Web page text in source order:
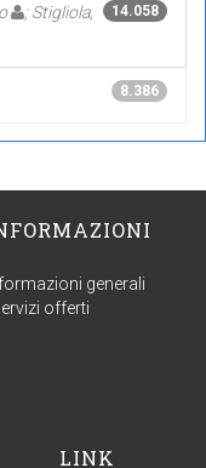
14.058
; Stigliola,
8.386
generali
offerti
LINK